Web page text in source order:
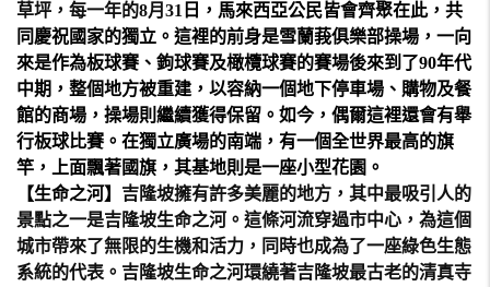
草坪，每一年的8月31 日，馬來西亞公民皆會齊聚在此，共
同慶祝國家的獨立。這裡的前身是雪蘭莪俱樂部操場，一向
來是作為板球賽、鉤球賽及橄欖球賽的賽場後來到了90年代
中期，整個地方被重建，以容納一個地下停車場、購物及餐
館的商場，操場則繼續獲得保留。如今，偶爾這裡還會有舉
行板球比賽。在獨立廣場的南端，有一個全世界最高的旗
竿，上面飄著國旗，其基地則是一座小型花園。
【生命之河】 吉隆坡擁有許多美麗的地方，其中最吸引人的
景點之一是吉隆坡生命之河。這條河流穿過市中心，為這個
城市帶來了無限的生機和活力，同時也成為了一座綠色生態
系統的代表。吉隆坡生命之河環繞著吉隆坡最古老的清真寺